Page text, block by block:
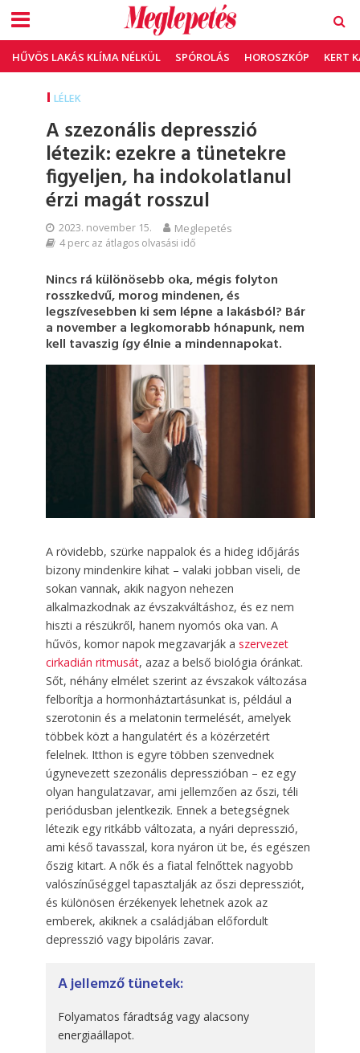
HŰVÖS LAKÁS KLÍMA NÉLKÜL SPÓROLÁS HOROSZKÓP KERT
LÉLEK
A szezonális depresszió
létezik: ezekre a tünetekre
figyeljen, ha indokolatlanul
érzi magát rosszul
2023. november 15. Meglepetés
4 perc az átlagos olvasási idő
Nincs rá különösebb oka, mégis folyton
rosszkedvű, morog mindenen, és
legszívesebben ki sem lépne a lakásból? Bár
a november a legkomorabb hónapunk, nem
kell tavaszig így élnie a mindennapokat.
A rövidebb, szürke nappalok és a hideg időjárás
bizony mindenkire kihat – valaki jobban viseli, de
sokan vannak, akik nagyon nehezen
alkalmazkodnak az évszakváltáshoz, és ez nem
hiszti a részükről, hanem nyomós oka van. A
hűvös, komor napok megzavarják a szervezet
cirkadián ritmusát, azaz a belső biológia óránkat.
Sőt, néhány elmélet szerint az évszakok változása
felborítja a hormonháztartásunkat is, például a
szerotonin és a melatonin termelését, amelyek
többek közt a hangulatért és a közérzetért
felelnek. Itthon is egyre többen szenvednek
úgynevezett szezonális depresszióban – ez egy
olyan hangulatzavar, ami jellemzően az őszi, téli
periódusban jelentkezik. Ennek a betegségnek
létezik egy ritkább változata, a nyári depresszió,
ami késő tavasszal, kora nyáron üt be, és egészen
őszig kitart. A nők és a fiatal felnőttek nagyobb
valószínűséggel tapasztalják az őszi depressziót,
és különösen érzékenyek lehetnek azok az
emberek, akiknek a családjában előfordult
depresszió vagy bipoláris zavar.
A jellemző tünetek:
Folyamatos fáradtság vagy alacsony
energiaállapot.